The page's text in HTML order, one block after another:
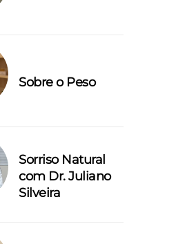
Sobre o Peso
Sorriso Natural
com Dr. Juliano
Silveira